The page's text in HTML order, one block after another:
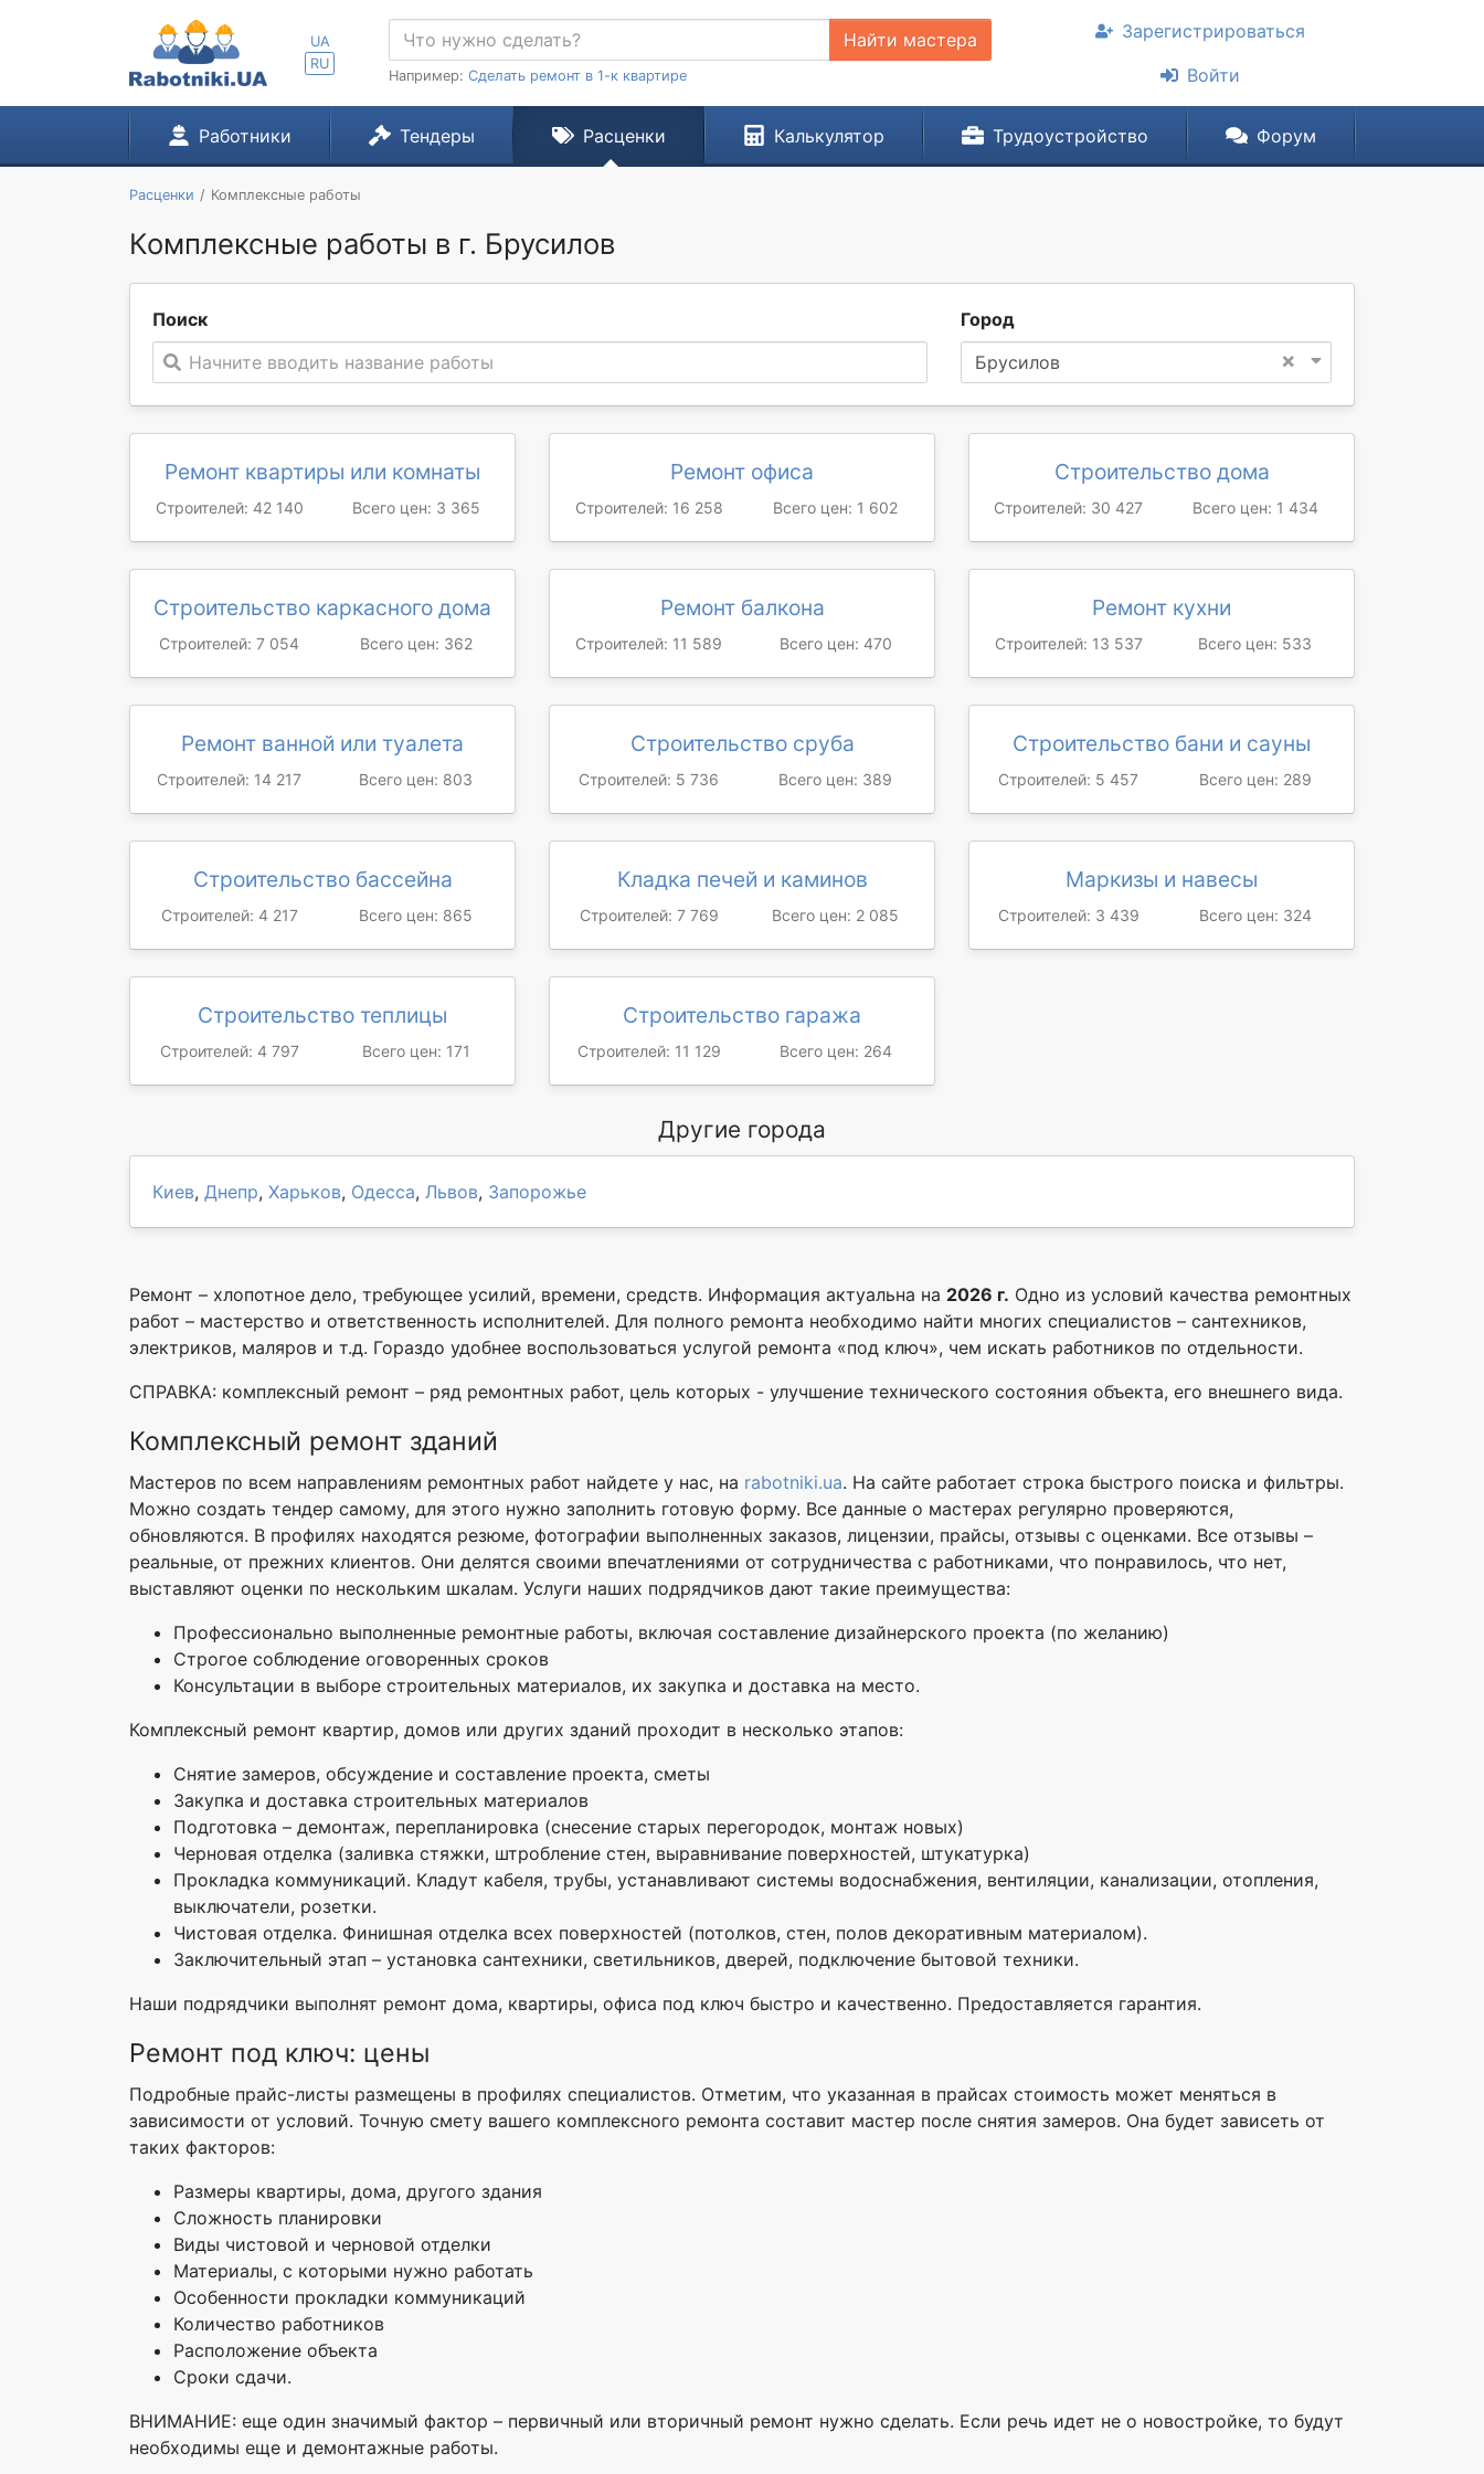
UA
RU
Найти мастера
Например: Сделать ремонт в 1-к квартире
Зарегистрироваться
Войти
Работники Тендеры Расценки Калькулятор Трудоустройство Форум
Расценки Комплексные работы
Комплексные работы в г. Брусилов
Поиск
Начните вводить название работы
Город
×
Брусилов
Ремонт квартиры или комнаты
Строителей: 42 140 Всего цен: 3 365
Ремонт офиса
Строителей: 16 258 Всего цен: 1 602
Строительство дома
Строителей: 30 427 Всего цен: 1 434
Строительство каркасного дома
Строителей: 7 054 Всего цен: 362
Ремонт балкона
Строителей: 11 589 Всего цен: 470
Ремонт кухни
Строителей: 13 537 Всего цен: 533
Ремонт ванной или туалета
Строителей: 14 217 Всего цен: 803
Строительство сруба
Строителей: 5 736 Всего цен: 389
Строительство бани и сауны
Строителей: 5 457 Всего цен: 289
Строительство бассейна
Строителей: 4 217 Всего цен: 865
Кладка печей и каминов
Строителей: 7 769 Всего цен: 2 085
Маркизы и навесы
Строителей: 3 439 Всего цен: 324
Строительство теплицы
Строителей: 4 797 Всего цен: 171
Строительство гаража
Строителей: 11 129 Всего цен: 264
Другие города
Киев, Днепр, Харьков, Одесса, Львов, Запорожье
Ремонт – хлопотное дело, требующее усилий, времени, средств. Информация актуальна на 2026 г. Одно из условий качества ремонтных
работ – мастерство и ответственность исполнителей. Для полного ремонта необходимо найти многих специалистов – сантехников,
электриков, маляров и т.д. Гораздо удобнее воспользоваться услугой ремонта «под ключ», чем искать работников по отдельности.
СПРАВКА: комплексный ремонт – ряд ремонтных работ, цель которых - улучшение технического состояния объекта, его внешнего вида.
Комплексный ремонт зданий
Мастеров по всем направлениям ремонтных работ найдете у нас, на rabotniki.ua. На сайте работает строка быстрого поиска и фильтры.
Можно создать тендер самому, для этого нужно заполнить готовую форму. Все данные о мастерах регулярно проверяются,
обновляются. В профилях находятся резюме, фотографии выполненных заказов, лицензии, прайсы, отзывы с оценками. Все отзывы –
реальные, от прежних клиентов. Они делятся своими впечатлениями от сотрудничества с работниками, что понравилось, что нет,
выставляют оценки по нескольким шкалам. Услуги наших подрядчиков дают такие преимущества:
Профессионально выполненные ремонтные работы, включая составление дизайнерского проекта (по желанию)
Строгое соблюдение оговоренных сроков
Консультации в выборе строительных материалов, их закупка и доставка на место.
Комплексный ремонт квартир, домов или других зданий проходит в несколько этапов:
Снятие замеров, обсуждение и составление проекта, сметы
Закупка и доставка строительных материалов
Подготовка – демонтаж, перепланировка (снесение старых перегородок, монтаж новых)
Черновая отделка (заливка стяжки, штробление стен, выравнивание поверхностей, штукатурка)
Прокладка коммуникаций. Кладут кабеля, трубы, устанавливают системы водоснабжения, вентиляции, канализации, отопления,
выключатели, розетки.
Чистовая отделка. Финишная отделка всех поверхностей (потолков, стен, полов декоративным материалом).
Заключительный этап – установка сантехники, светильников, дверей, подключение бытовой техники.
Наши подрядчики выполнят ремонт дома, квартиры, офиса под ключ быстро и качественно. Предоставляется гарантия.
Ремонт под ключ: цены
Подробные прайс-листы размещены в профилях специалистов. Отметим, что указанная в прайсах стоимость может меняться в
зависимости от условий. Точную смету вашего комплексного ремонта составит мастер после снятия замеров. Она будет зависеть от
таких факторов:
Размеры квартиры, дома, другого здания
Сложность планировки
Виды чистовой и черновой отделки
Материалы, с которыми нужно работать
Особенности прокладки коммуникаций
Количество работников
Расположение объекта
Сроки сдачи.
ВНИМАНИЕ: еще один значимый фактор – первичный или вторичный ремонт нужно сделать. Если речь идет не о новостройке, то будут
необходимы еще и демонтажные работы.